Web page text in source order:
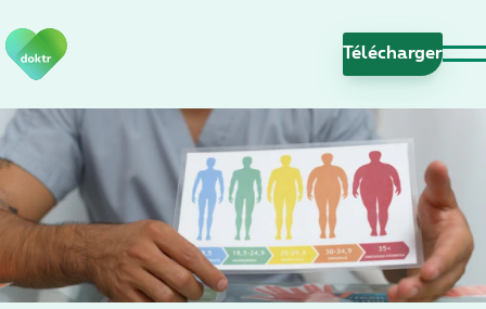
a
t
e
r
a
v